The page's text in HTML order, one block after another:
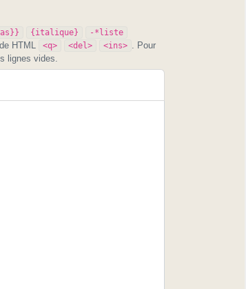
{italique}
-*liste
HTML <q> <del> <ins>
. Pour
lignes vides.